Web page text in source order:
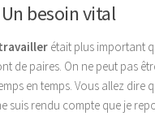
besoin vital
était plus important
de paires. On ne peut pas
en temps. Vous allez dire
suis rendu compte que je